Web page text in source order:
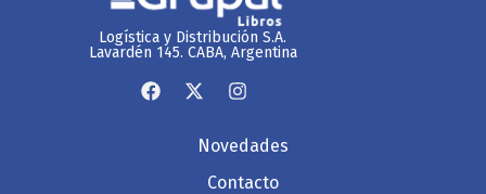
Logística y Distribución S.A.
Lavardén 145. CABA, Argentina
Novedades
Contacto